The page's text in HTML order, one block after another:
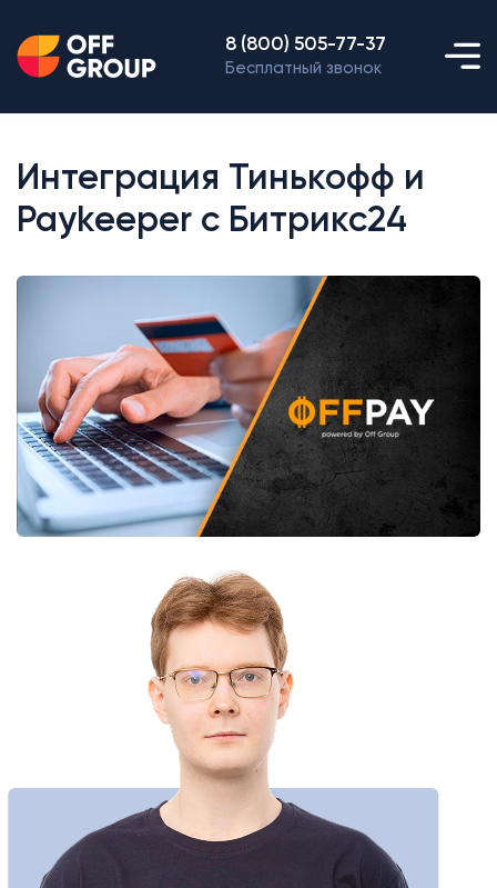
8 (800) 505-77-37
Бесплатный звонок
Интеграция Тинькофф и
Paykeeper с Битрикс24